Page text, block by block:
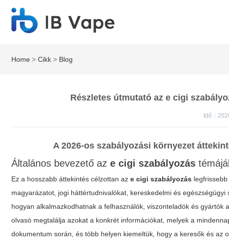
Home >Cikk > Blog
Részletes útmutató az e cigi
Idő：
A 2026-os szabályozási környezet
Általános bevezető aze cigi szabályozás
Ez a hosszabb áttekintés célzottan aze cigi szabályozás
magyarázatot, jogi háttértudnivalókat, kereskedelmi és
hogyan alkalmazkodhatnak a felhasználók, viszonteladók és
olvasó megtalálja azokat a konkrét információkat, melyek a
dokumentum során, és több helyen kiemeltük, hogy a keresők és az